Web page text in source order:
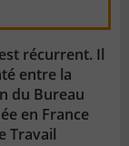
récurrent. Il
entre la
du Bureau
en France
Travail